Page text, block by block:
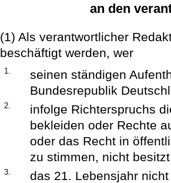
an den
(1) Als verantwortlicher
beschäftigt werden, wer
1.
seinen ständigen
Bundesrepublik
2.
infolge Richterspruchs
bekleiden oder Rechte
oder das Recht in
zu stimmen, nicht
3. das 21. Lebensjahr